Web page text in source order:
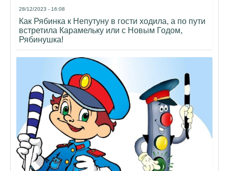
28/12/2023 - 16:08
Как Рябинка к Непутуну в гости ходила, а по пути
встретила Карамельку или с Новым Годом,
Рябинушка!